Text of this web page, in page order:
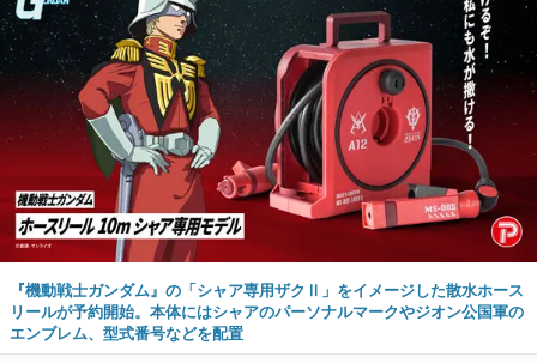
『機動戦士ガンダム』の「シャア専用ザクⅡ」をイメージした散水ホース
リールが予約開始。本体にはシャアのパーソナルマークやジオン公国軍の
エンブレム、型式番号などを配置